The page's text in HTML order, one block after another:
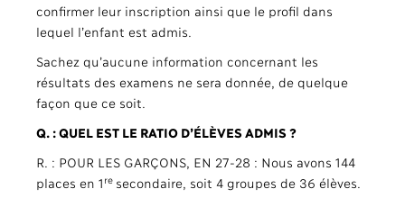
confirmer leur inscription ainsi que le profil dans
lequel l’enfant est admis.
Sachez qu’aucune information concernant les
résultats des examens ne sera donnée, de quelque
façon que ce soit.
Q. : QUEL EST LE RATIO D’ÉLÈVES ADMIS ?
R. : POUR LES GARÇONS, EN 27-28 : Nous avons 144
places en 1 re secondaire, soit 4 groupes de 36 élèves.